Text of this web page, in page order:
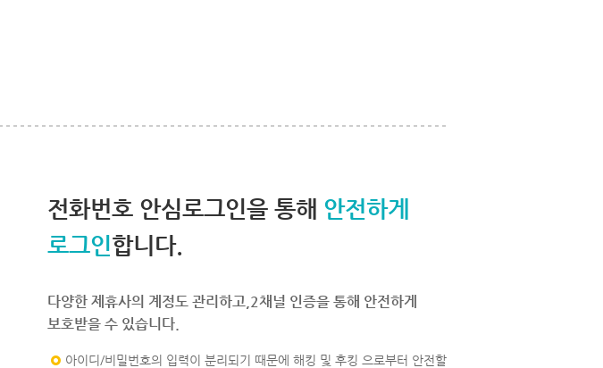
전화번호 안심로그인을 통해 안전하게
로그인합니다.
다양한 제휴사의 계정도 관리하고,2채널 인증을 통해 안전하게
보호받을 수 있습니다.
아이디/비밀번호의 입력이 분리되기 때문에 해킹 및 후킹 으로부터 안전할